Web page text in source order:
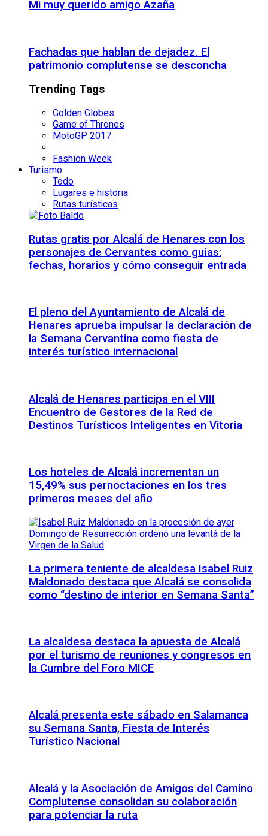
Mi muy querido amigo Azaña
Fachadas que hablan de dejadez. El
patrimonio complutense se desconcha
Trending Tags
Golden Globes
Game of Thrones
MotoGP 2017
Fashion Week
Turismo
Todo
Lugares e historia
Rutas turísticas
Rutas gratis por Alcalá de Henares con los
personajes de Cervantes como guías:
fechas, horarios y cómo conseguir entrada
El pleno del Ayuntamiento de Alcalá de
Henares aprueba impulsar la declaración de
la Semana Cervantina como fiesta de
interés turístico internacional
Alcalá de Henares participa en el VIII
Encuentro de Gestores de la Red de
Destinos Turísticos Inteligentes en Vitoria
Los hoteles de Alcalá incrementan un
15,49% sus pernoctaciones en los tres
primeros meses del año
La primera teniente de alcaldesa Isabel Ruiz
Maldonado destaca que Alcalá se consolida
como “destino de interior en Semana Santa”
La alcaldesa destaca la apuesta de Alcalá
por el turismo de reuniones y congresos en
la Cumbre del Foro MICE
Alcalá presenta este sábado en Salamanca
su Semana Santa, Fiesta de Interés
Turístico Nacional
Alcalá y la Asociación de Amigos del Camino
Complutense consolidan su colaboración
para potenciar la ruta